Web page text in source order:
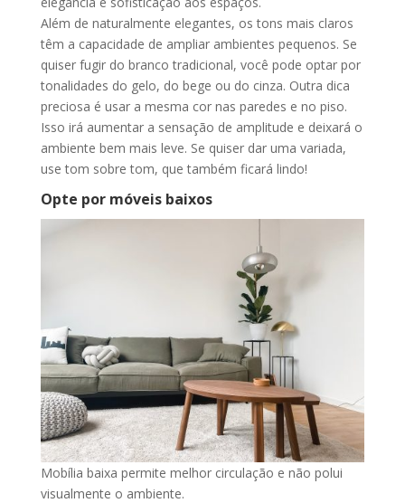
Além de naturalmente elegantes, os tons mais claros
têm a capacidade de ampliar ambientes pequenos. Se
quiser fugir do branco tradicional, você pode optar por
tonalidades do gelo, do bege ou do cinza. Outra dica
preciosa é usar a mesma cor nas paredes e no piso.
Isso irá aumentar a sensação de amplitude e deixará o
ambiente bem mais leve. Se quiser dar uma variada,
use tom sobre tom, que também ficará lindo!
Opte por móveis baixos
Mobília baixa permite melhor circulação e não polui
visualmente o ambiente.